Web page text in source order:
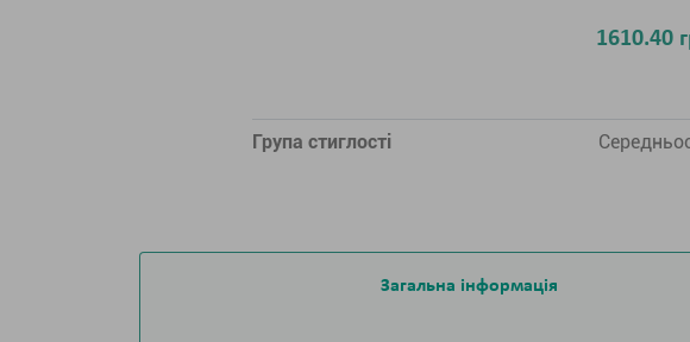
1610.40
Група стиглості
Загальна інформація